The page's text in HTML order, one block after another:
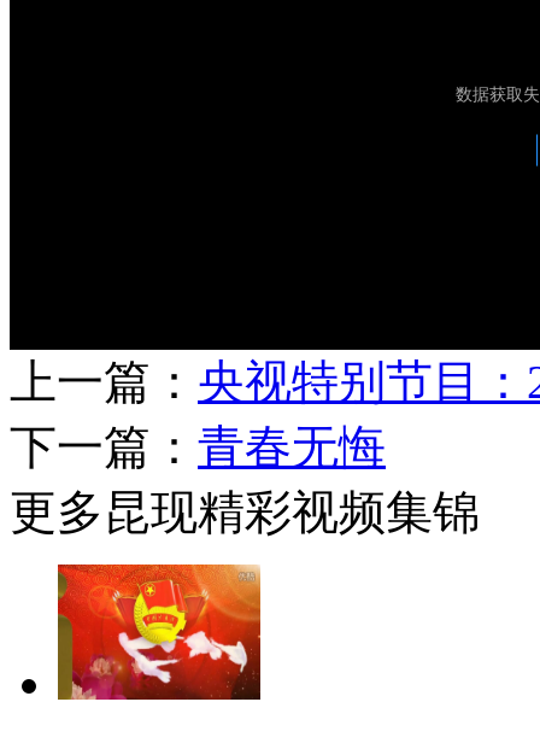
数据获取
上一篇： 央视特别节目
下一篇： 青春无悔
更多昆现精彩视频集锦